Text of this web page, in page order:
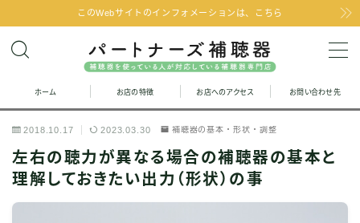
このWebサイトのインフォメーションは、こちら
MENU
お問い合わせ
お店の特徴
ホーム お店の特徴 お店へのアクセス お問い合わせ先
2018.10.17 2023.03.30 補聴器の基本・形状・調整
左右の聴力が異なる場合の補聴器の基本と
理解しておきたい出力（形状）の事